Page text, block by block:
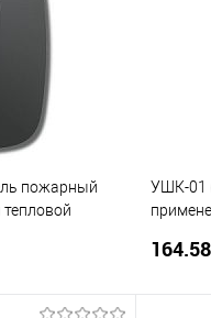
сравнению
пожарный
УШК-01